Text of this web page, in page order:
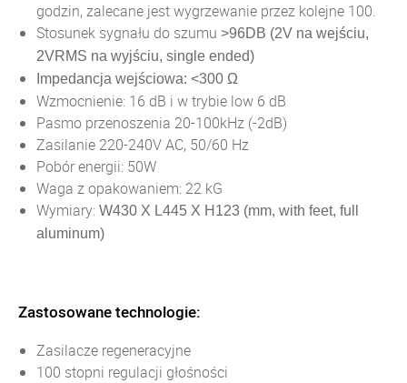
godzin, zalecane jest wygrzewanie przez kolejne 100.
Stosunek sygnału do szumu >96DB (2V na wejściu,
2VRMS na wyjściu, single ended)
Impedancja wejściowa: <300 Ω
Wzmocnienie: 16 dB i w trybie low 6 dB
Pasmo przenoszenia 20-100kHz (-2dB)
Zasilanie 220-240V AC, 50/60 Hz
Pobór energii: 50W
Waga z opakowaniem: 22 kG
Wymiary: W430 X L445 X H123 (mm, with feet, full
aluminum)
Zastosowane technologie:
Zasilacze regeneracyjne
100 stopni regulacji głośności